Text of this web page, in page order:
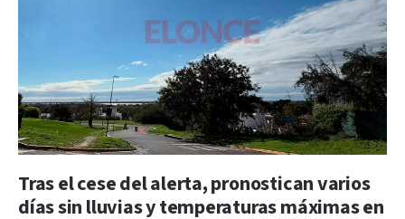
Tras el cese del alerta, pronostican varios
días sin lluvias y temperaturas máximas en